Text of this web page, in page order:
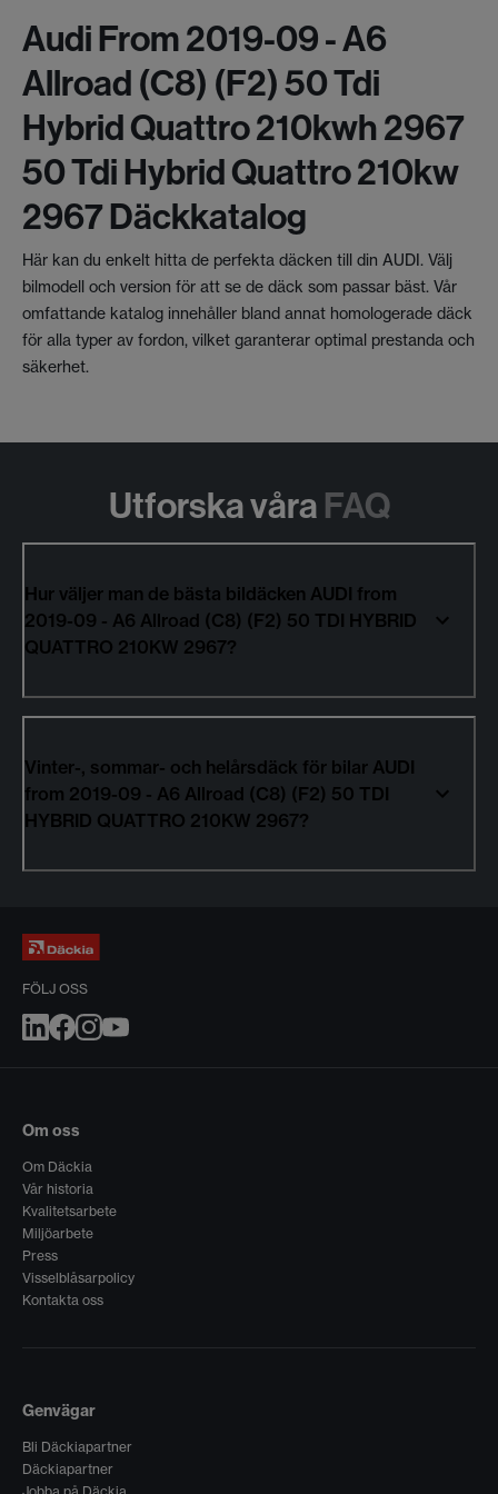
Audi From 2019-09 - A6
Allroad (c8) (f2) 50 Tdi
Hybrid Quattro 210kwh 2967
50 Tdi Hybrid Quattro 210kw
2967 Däckkatalog
Här kan du enkelt hitta de perfekta däcken till din AUDI. Välj
bilmodell och version för att se de däck som passar bäst. Vår
omfattande katalog innehåller bland annat homologerade däck
för alla typer av fordon, vilket garanterar optimal prestanda och
säkerhet.
Utforska våra FAQ
Hur väljer man de bästa bildäcken AUDI from
2019-09 - A6 Allroad (C8) (F2) 50 TDI HYBRID
QUATTRO 210KW 2967?
Vinter-, sommar- och helårsdäck för bilar AUDI
from 2019-09 - A6 Allroad (C8) (F2) 50 TDI
HYBRID QUATTRO 210KW 2967?
FÖLJ OSS
Om oss
Om Däckia
Vår historia
Kvalitetsarbete
Miljöarbete
Press
Visselblåsarpolicy
Kontakta oss
Genvägar
Bli Däckiapartner
Däckiapartner